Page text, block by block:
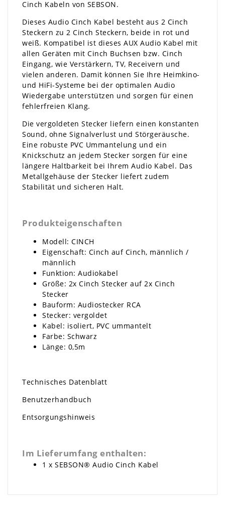
Cinch Kabeln von SEBSON.
Dieses Audio Cinch Kabel besteht aus 2 Cinch
Steckern zu 2 Cinch Steckern, beide in rot und
weiß. Kompatibel ist dieses AUX Audio Kabel mit
allen Geräten mit Cinch Buchsen bzw. Cinch
Eingang, wie Verstärkern, TV, Receivern und
vielen anderen. Damit können Sie Ihre Heimkino-
und HiFi-Systeme bei der optimalen Audio
Wiedergabe unterstützen und sorgen für einen
fehlerfreien Klang.
Die vergoldeten Stecker liefern einen konstanten
Sound, ohne Signalverlust und Störgeräusche.
Eine robuste PVC Ummantelung und ein
Knickschutz an jedem Stecker sorgen für eine
längere Haltbarkeit bei Ihrem Audio Kabel. Das
Metallgehäuse der Stecker liefert zudem
Stabilität und sicheren Halt.
Produkteigenschaften
Modell: CINCH
Eigenschaft: Cinch auf Cinch, männlich /
männlich
Funktion: Audiokabel
Größe: 2x Cinch Stecker auf 2x Cinch
Stecker
Bauform: Audiostecker RCA
Stecker: vergoldet
Kabel: isoliert, PVC ummantelt
Farbe: Schwarz
Länge: 0,5m
Technisches Datenblatt
Benutzerhandbuch
Entsorgungshinweis
Im Lieferumfang enthalten:
1 x SEBSON® Audio Cinch Kabel